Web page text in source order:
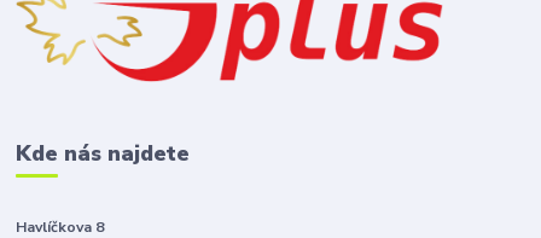
Kde nás najdete
Havlíčkova 8